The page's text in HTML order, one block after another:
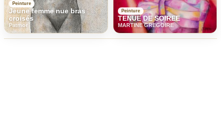
Peinture
Jeune femme nue bras
croisés
Patmor
Peinture
TENUE DE SOIREE
MARTINE GREGOIRE